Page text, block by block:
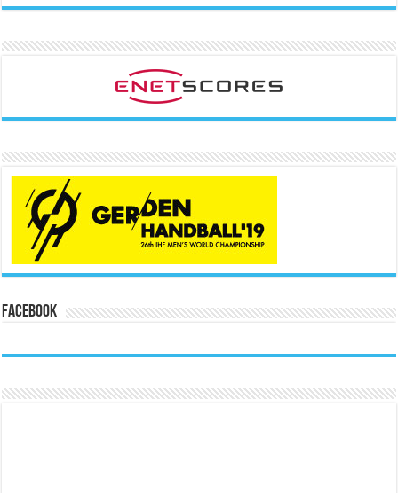
Facebook